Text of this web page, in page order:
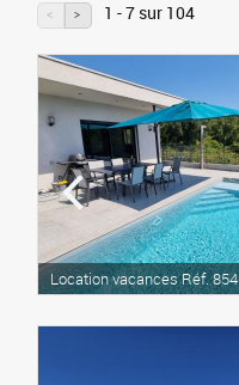
< > 1 - 7 sur 104
Location vacances Réf. 854